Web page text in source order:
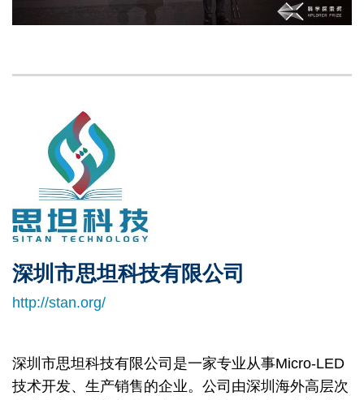
Column
Right
Column
Text
Area
深圳市思坦科技有限公司
http://stan.org/
深圳市思坦科技有限公司是一家专业从事Micro-LED
技术开发、生产销售的企业。公司由深圳海外高层次